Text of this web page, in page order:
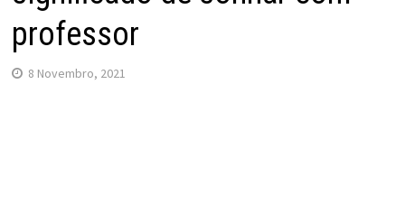
professor
8 Novembro, 2021